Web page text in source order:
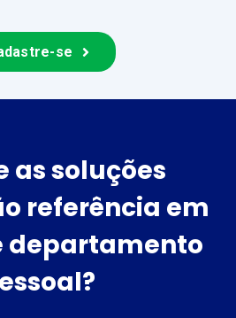
se
as soluções
referência em
departamento